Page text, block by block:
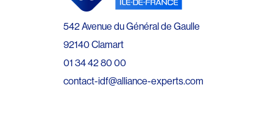
542 Avenue du Général de Gaulle
92140 Clamart
01 34 42 80 00
contact-idf@alliance-experts.com